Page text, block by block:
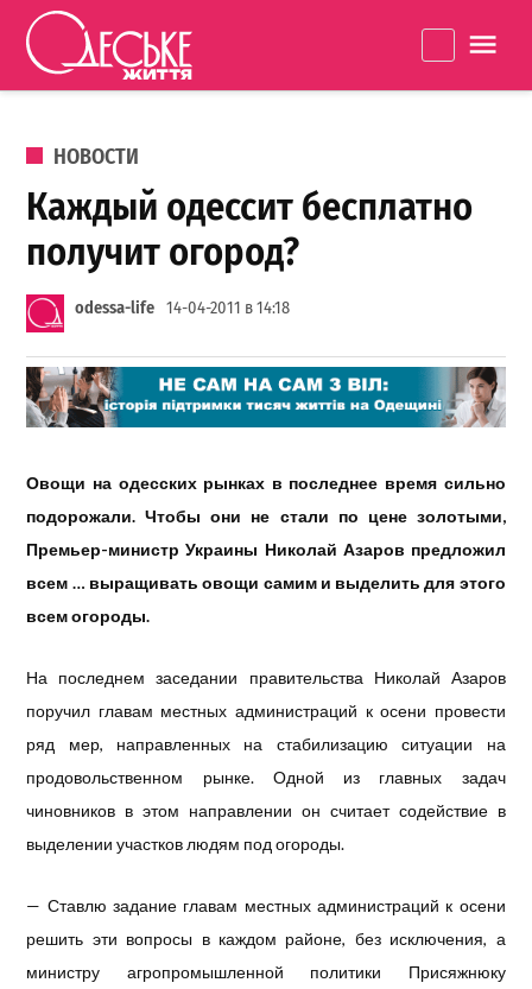
Перейти к содержанию
життя
ОПУБЛИКОВАНО В
НОВОСТИ
Каждый одессит бесплатно
получит огород?
odessa-life 14-04-2011 в 14:18
Овощи на одесских рынках в последнее время сильно
подорожали. Чтобы они не стали по цене золотыми,
Премьер-министр Украины Николай Азаров предложил
всем … выращивать овощи самим и выделить для этого
всем огороды.
На последнем заседании правительства Николай Азаров
поручил главам местных администраций к осени провести
ряд мер, направленных на стабилизацию ситуации на
продовольственном рынке. Одной из главных задач
чиновников в этом направлении он считает содействие в
выделении участков людям под огороды.
— Ставлю задание главам местных администраций к осени
решить эти вопросы в каждом районе, без исключения, а
министру агропромышленной политики Присяжнюку